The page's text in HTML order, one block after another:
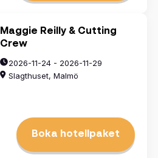
Maggie Reilly & Cutting
Crew
2026-11-24 - 2026-11-29
Slagthuset, Malmö
Boka hotellpaket